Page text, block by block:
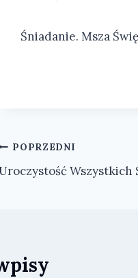
Śniadanie. Msza
wpisu
POPRZEDNI
Wszystkich